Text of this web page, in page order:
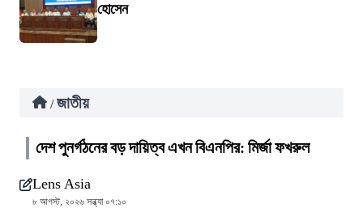
হোসেন
/ জাতীয়
দেশ পুনর্গঠনের বড় দায়িত্ব এখন বিএনপির: মির্জা ফখরুল
Lens Asia
৮ আগস্ট, ২০২৬ সন্ধ্যা ০৭:১০